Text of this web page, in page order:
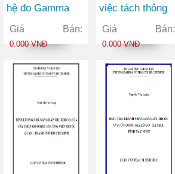
hệ đo Gamma
NaI(Tl)
Giá Bán:
0.000 VNĐ
việc tách thông
tin cấu trúc phân
tử oxy từ phổ
Giá Bán:
0.000 VNĐ